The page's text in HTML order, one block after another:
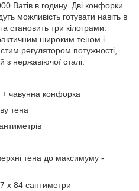
Ватів в годину. Дві конфорки
можливість готувати навіть в
становить три кілограми.
широким теном і
регулятором потужності,
з нержавіючої сталі.
чавунна конфорка
тена
тена до максимуму -
х 84 сантиметри